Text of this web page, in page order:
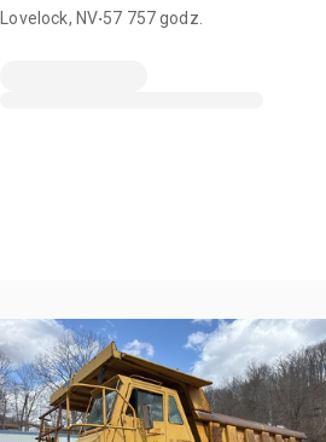
Lovelock, NV.57 757 godz.